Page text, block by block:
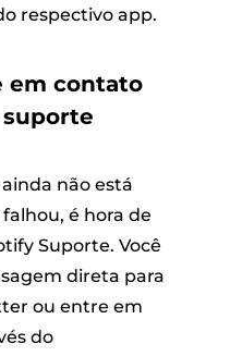
respectivo app.
em contato
não está
é hora de
Suporte. Você
direta para
ou entre em
do